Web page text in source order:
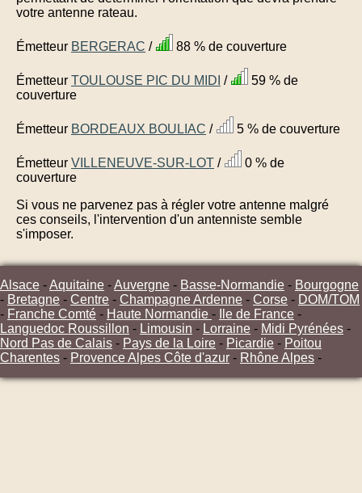
votre antenne rateau.
Émetteur BERGERAC / 88 % de couverture
Émetteur TOULOUSE PIC DU MIDI /
59 % de
couverture
Émetteur BORDEAUX BOULIAC / 5 % de couverture
Émetteur VILLENEUVE-SUR-LOT /
0 % de
couverture
Si vous ne parvenez pas à régler votre antenne malgré
ces conseils, l'intervention d'un antenniste semble
s'imposer.
Alsace -Aquitaine -Auvergne - Basse-Normandie - Bourgogne
- Bretagne - Centre - Champagne Ardenne - Corse - DOM/TOM
- Franche Comté - Haute Normandie - Ile de France -
Languedoc Roussillon - Limousin - Lorraine - Midi Pyrénées -
Nord Pas de Calais - Pays de la Loire - Picardie - Poitou
Charentes - Provence Alpes Côte d'azur - Rhône Alpes -